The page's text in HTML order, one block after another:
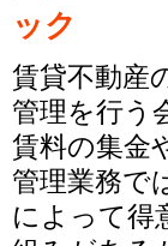
ック
賃貸不動産
管理を行う
賃料の集金
管理業務で
によって得